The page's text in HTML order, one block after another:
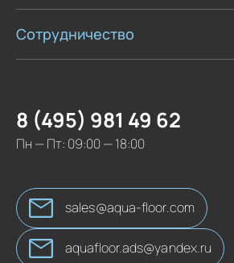
Сотрудничество
8 (495) 981 49 62
Пн — Пт: 09:00 — 18:00
sales@aqua-floor.com
aquafloor.ads@yandex.ru